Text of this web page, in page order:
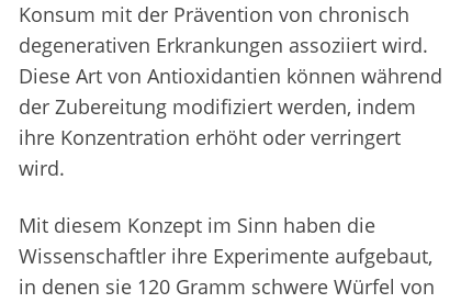
Konsum mit der Prävention von chronisch
degenerativen Erkrankungen assoziiert wird.
Diese Art von Antioxidantien können während
der Zubereitung modifiziert werden, indem
ihre Konzentration erhöht oder verringert
wird.
Mit diesem Konzept im Sinn haben die
Wissenschaftler ihre Experimente aufgebaut,
in denen sie 120 Gramm schwere Würfel von